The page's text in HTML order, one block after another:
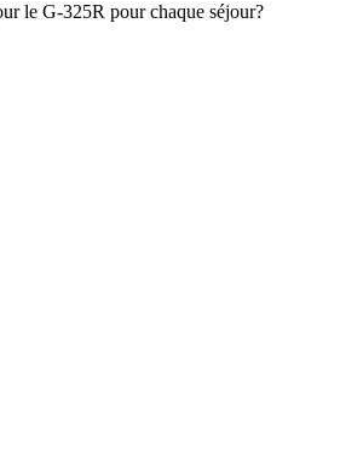
le G-325R pour chaque séjour?